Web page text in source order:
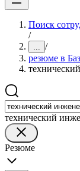
Поиск
/
... /
резюме в
технический
Резюме